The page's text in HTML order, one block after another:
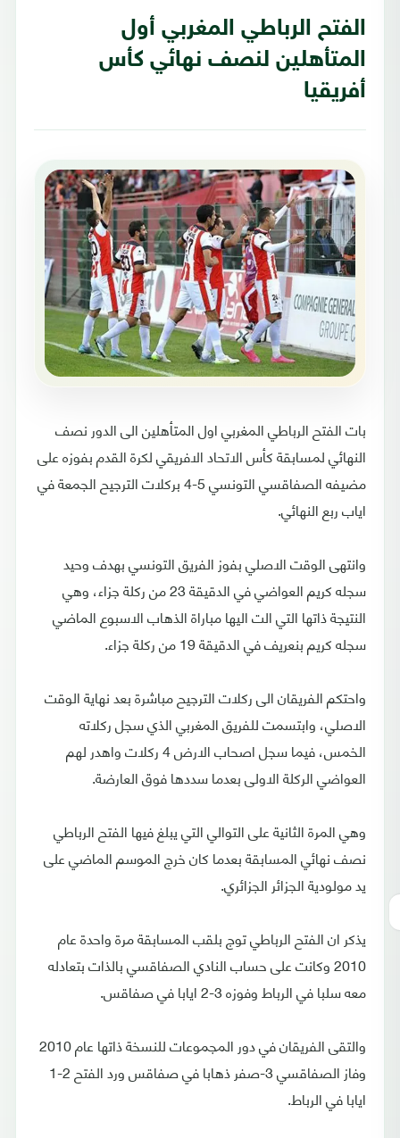
الفتح الرباطي المغربي أول
المتأهلين لنصف نهائي كأس
أفريقيا
بات الفتح الرباطي المغربي اول المتأهلين الى الدور نصف
النهائي لمسابقة كأس الاتحاد الافريقي لكرة القدم بفوزه على
مضيفه الصفاقسي التونسي 5-4 بركلات الترجيح الجمعة في
اياب ربع النهائي.
وانتهى الوقت الاصلي بفوز الفريق التونسي بهدف وحيد
سجله كريم العواضي في الدقيقة 23 من ركلة جزاء، وهي
النتيجة ذاتها التي الت اليها مباراة الذهاب الاسبوع الماضي
سجله كريم بنعريف في الدقيقة 19 من ركلة جزاء.
واحتكم الفريقان الى ركلات الترجيح مباشرة بعد نهاية الوقت
الاصلي، وابتسمت للفريق المغربي الذي سجل ركلاته
الخمس، فيما سجل اصحاب الارض 4 ركلات واهدر لهم
العواضي الركلة الاولى بعدما سددها فوق العارضة.
وهي المرة الثانية على التوالي التي يبلغ فيها الفتح الرباطي
نصف نهائي المسابقة بعدما كان خرج الموسم الماضي على
يد مولودية الجزائر الجزائري.
يذكر ان الفتح الرباطي توج بلقب المسابقة مرة واحدة عام
2010 وكانت على حساب النادي الصفاقسي بالذات بتعادله
معه سلبا في الرباط وفوزه 3-2 ايابا في صفاقس.
والتقى الفريقان في دور المجموعات للنسخة ذاتها عام 2010
وفاز الصفاقسي 3-صفر ذهابا في صفاقس ورد الفتح 2-1
ايابا في الرباط.